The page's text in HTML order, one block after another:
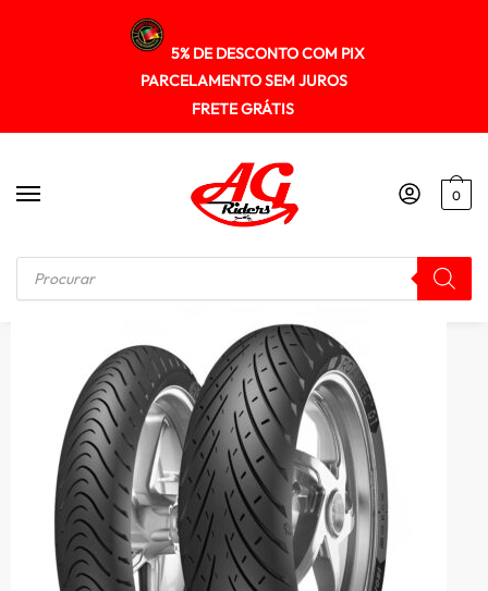
5% DE DESCONTO COM PIX
PARCELAMENTO SEM JUROS
FRETE GRÁTIS
0
Início / PNEUS Pneu Metzeler 190/55zr17 (tl) (75w) Roadtec 01 Se (t)